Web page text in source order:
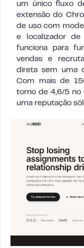
um único fluxo
extensão do
de uso com
e localizador de
funciona para
vendas e
direta sem uma
Com mais de
torno de 4,6/5 no
uma reputação